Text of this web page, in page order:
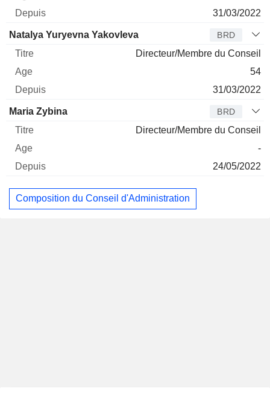
31/03/2022
Natalya Yuryevna Yakovleva BRD
Directeur/Membre du Conseil
54
31/03/2022
Maria Zybina BRD
Directeur/Membre du Conseil
-
24/05/2022
Composition du Conseil d'Administration